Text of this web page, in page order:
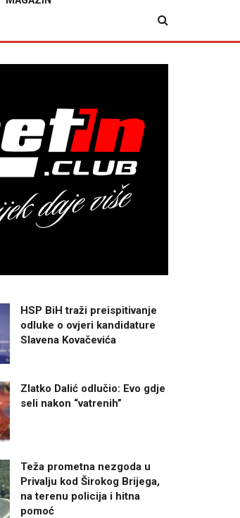
HSP BiH traži preispitivanje
odluke o ovjeri kandidature
Slavena Kovačevića
Zlatko Dalić odlučio: Evo gdje
seli nakon “vatrenih”
Teža prometna nezgoda u
Privalju kod Širokog Brijega,
na terenu policija i hitna
pomoć